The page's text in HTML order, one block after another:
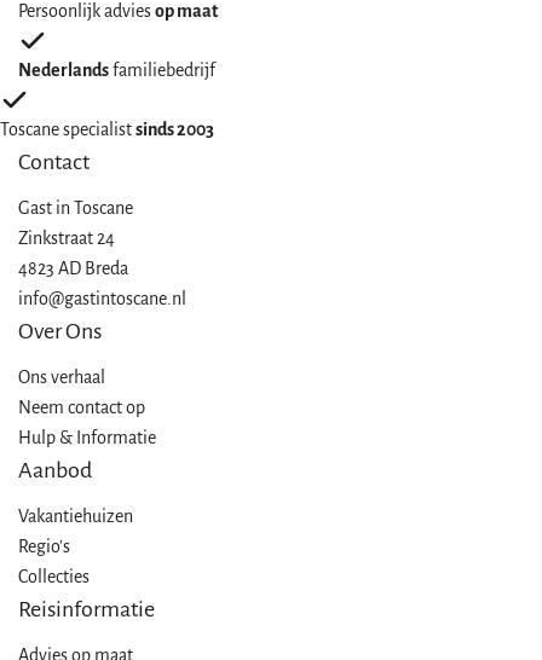
Persoonlijk adviesop maat
Nederlandsfamiliebedrijf
Toscane specialistsinds 2003
Contact
Gast in Toscane
Zinkstraat 24
4823 AD Breda
info@gastintoscane.nl
Over Ons
Ons verhaal
Neem contact op
Hulp & Informatie
Aanbod
Vakantiehuizen
Regio's
Collecties
Reisinformatie
Advies op maat